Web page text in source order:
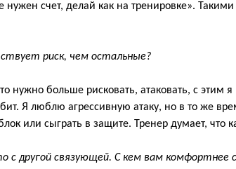
счет, делай как на тренировке». Такими
риск, чем остальные?
нужно больше рисковать, атаковать, с этим
Я люблю агрессивную атаку, но в то же
или сыграть в защите. Тренер думает, что
с другой связующей. С кем вам комфортнее с